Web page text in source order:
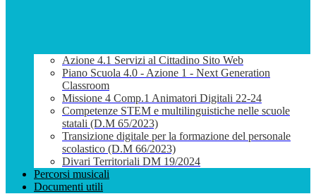
Azione 4.1 Servizi al Cittadino Sito Web
Piano Scuola 4.0 - Azione 1 - Next Generation
Classroom
Missione 4 Comp.1 Animatori Digitali 22-24
Competenze STEM e multilinguistiche nelle scuole
statali (D.M 65/2023)
Transizione digitale per la formazione del personale
scolastico (D.M 66/2023)
Divari Territoriali DM 19/2024
Percorsi musicali
Documenti utili